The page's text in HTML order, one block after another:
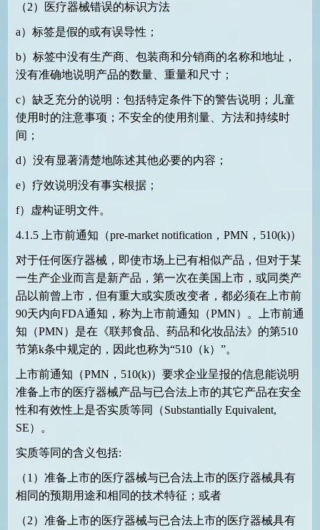
（2）医疗器械错误的标识方法
a）标签是假的或有误导性；
b）标签中没有生产商、包装商和分销商的名称和地址，
没有准确地说明产品的数量、重量和尺寸；
c）缺乏充分的说明：包括特定条件下的警告说明；儿童
使用时的注意事项；不安全的使用剂量、方法和持续时
间；
d）没有显著清楚地陈述其他必要的内容；
e）疗效说明没有事实根据；
f）虚构证明文件。
4.1.5 上市前通知（pre-market notification ， PMN ， 510(k)）
对于任何医疗器械，即使市场上已有相似产品，但对于某
一生产企业而言是新产品，第一次在美国上市，或同类产
品以前曾上市，但有重大或实质改变者，都必须在上市前
90天内向FDA通知，称为上市前通知（PMN）。上市前通
知（PMN）是在《联邦食品、药品和化妆品法》的第510
节第k条中规定的，因此也称为“510（k）”。
上市前通知（PMN ， 510(k)）要求企业呈报的信息能说明
准备上市的医疗器械产品与已合法上市的其它产品在安全
性和有效性上是否实质等同（Substantially Equivalent,
SE）。
实质等同的含义包括:
（1 ）准备上市的医疗器械与已合法上市的医疗器械具有
相同的预期用途和相同的技术特征；或者
（2）准备上市的医疗器械与已合法上市的医疗器械具有